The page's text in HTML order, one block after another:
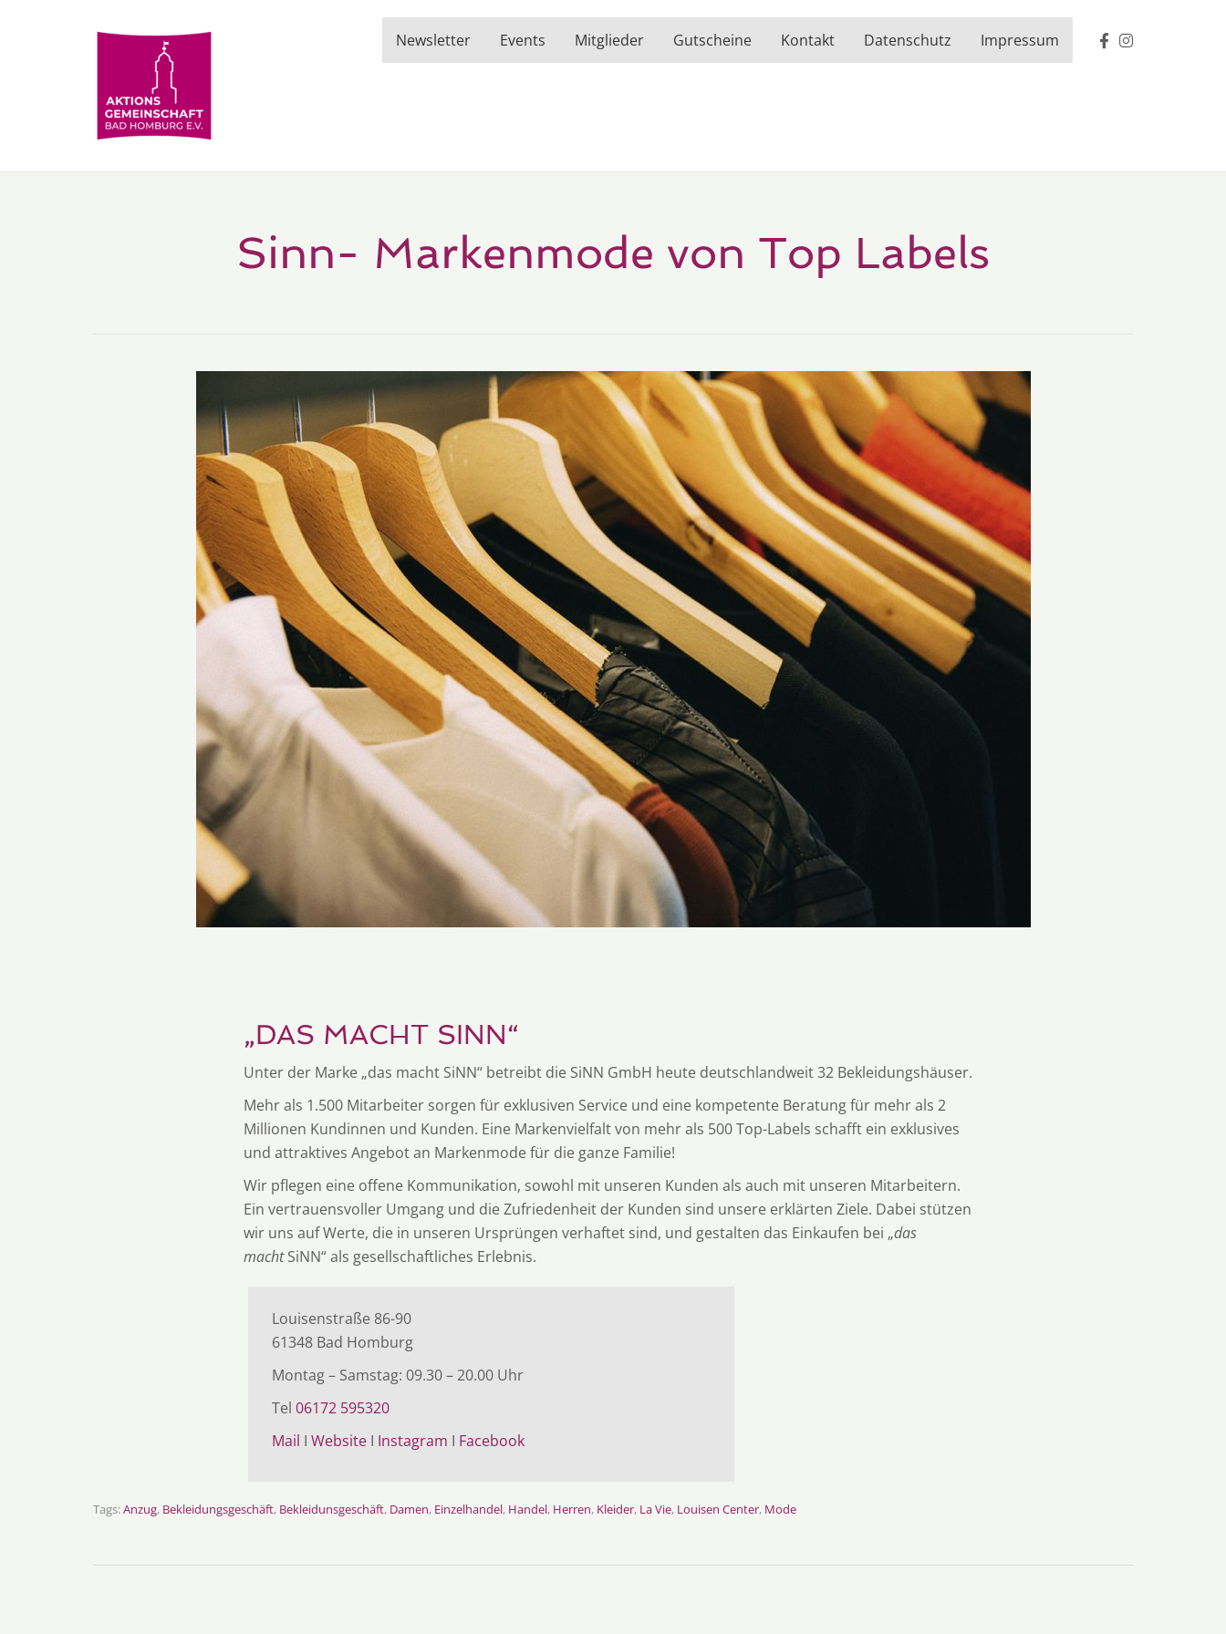
Newsletter Events Mitglieder Gutscheine Kontakt Datenschutz Impressum
Sinn- Markenmode von Top Labels
„DAS MACHT SINN“
Unter der Marke „das macht SiNN“ betreibt die SiNN GmbH heute deutschlandweit 32 Bekleidungshäuser.
Mehr als 1.500 Mitarbeiter sorgen für exklusiven Service und eine kompetente Beratung für mehr als 2
Millionen Kundinnen und Kunden. Eine Markenvielfalt von mehr als 500 Top-Labels schafft ein exklusives
und attraktives Angebot an Markenmode für die ganze Familie!
Wir pflegen eine offene Kommunikation, sowohl mit unseren Kunden als auch mit unseren Mitarbeitern.
Ein vertrauensvoller Umgang und die Zufriedenheit der Kunden sind unsere erklärten Ziele. Dabei stützen
wir uns auf Werte, die in unseren Ursprüngen verhaftet sind, und gestalten das Einkaufen bei „das
machtSiNN“ als gesellschaftliches Erlebnis.
Louisenstraße 86-90
61348 Bad Homburg
Montag – Samstag: 09.30 – 20.00 Uhr
Tel 06172 595320
Mail I Website I Instagram I Facebook
Tags:Anzug, Bekleidungsgeschäft, Bekleidunsgeschäft, Damen, Einzelhandel, Handel, Herren, Kleider, La Vie, Louisen Center, Mode